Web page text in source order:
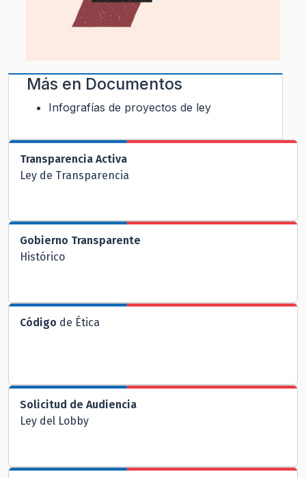
Más en Documentos
Infografías de proyectos de ley
Transparencia Activa
Ley de Transparencia
Gobierno Transparente
Histórico
Código de Ética
Solicitud de Audiencia
Ley del Lobby